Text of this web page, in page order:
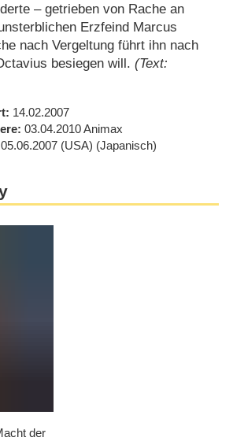
– getrieben von Rache an
Erzfeind Marcus
nach Vergeltung führt ihn nach
besiegen will. (Text:
14.02.2007
03.04.2010Animax
05.06.2007 (USA) (Japanisch)
der